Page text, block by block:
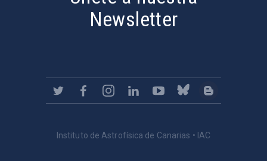
Newsletter
Instituto de Astrofísica de Canarias • IAC